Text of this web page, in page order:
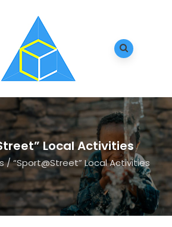
Local Activities
/“Sport@Street” Local Activities